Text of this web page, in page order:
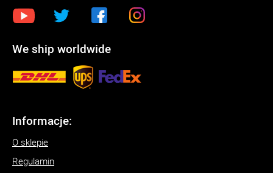
We ship worldwide
Informacje:
O sklepie
Regulamin